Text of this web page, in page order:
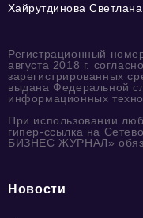
Хайрутдинова
Регистрационный
августа 2018 г.
зарегистрированных
выдана Федеральной
информационных
При использовании
гипер-ссылка на
БИЗНЕС ЖУРНАЛ»
Новости